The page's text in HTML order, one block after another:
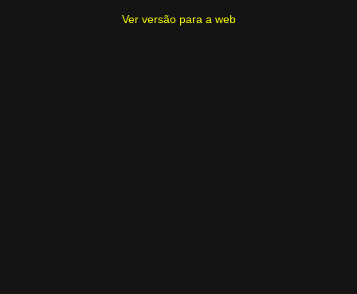
Ver versão para a web